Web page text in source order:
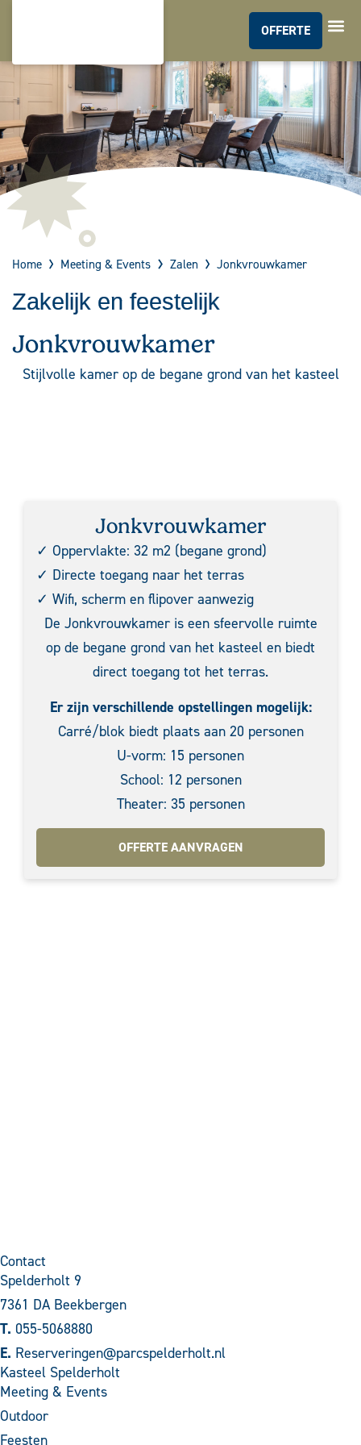
OFFERTE
Home Meeting & Events Zalen Jonkvrouwkamer
Zakelijk en feestelijk
Jonkvrouwkamer
Stijlvolle kamer op de begane grond van het kasteel
Jonkvrouwkamer
✓ Oppervlakte: 32 m2 (begane grond)
✓ Directe toegang naar het terras
✓ Wifi, scherm en flipover aanwezig
De Jonkvrouwkamer is een sfeervolle ruimte
op de begane grond van het kasteel en biedt
direct toegang tot het terras.
Er zijn verschillende opstellingen mogelijk:
Carré/blok biedt plaats aan 20 personen
U-vorm: 15 personen
School: 12 personen
Theater: 35 personen
OFFERTE AANVRAGEN
Contact
Spelderholt 9
7361 DA Beekbergen
T. 055-5068880
E. Reserveringen@parcspelderholt.nl
Kasteel Spelderholt
Meeting & Events
Outdoor
Feesten